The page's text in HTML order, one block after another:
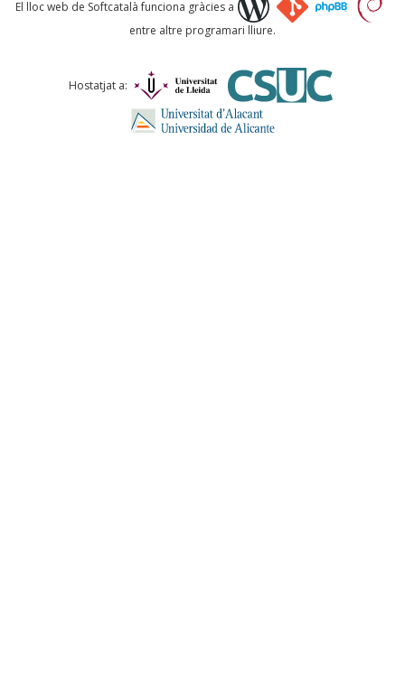
Comentari *
El lloc web de Softcatalà funciona gràcies a
entre altre programari lliure.
Hostatjat a: